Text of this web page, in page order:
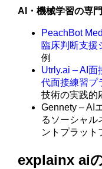
AI・機械学習の専
PeachBot
臨床判断支援
例
Utrly.ai – AI
代面接練習プ
技術の実践的
Gennety – AI
るソーシャル
ントプラット
explainx ai